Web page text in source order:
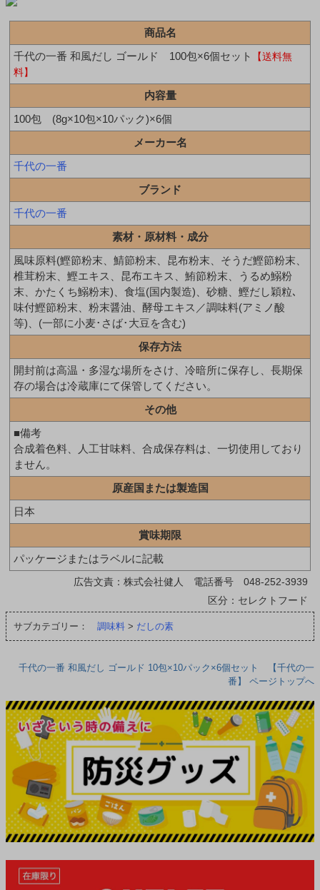
商品名
千代の一番 和風だし ゴールド 100包×6個セット
【送料無
料】
内容量
100包 (8g×10包×10パック)×6個
メーカー名
千代の一番
ブランド
千代の一番
素材・原材料・成分
風味原料(鰹節粉末、鯖節粉末、昆布粉末、そうだ鰹節粉末、
椎茸粉末、鰹エキス、昆布エキス、鮪節粉末、うるめ鰯粉
末、かたくち鰯粉末)、食塩(国内製造)、砂糖、鰹だし穎粒､
味付鰹節粉末、粉末醤油、酵母エキス／調味料(アミノ酸
等)、(一部に小麦･さば･大豆を含む)
保存方法
開封前は高温・多湿な場所をさけ、冷暗所に保存し、長期保
存の場合は冷蔵庫にて保管してください。
その他
■備考
合成着色料、人工甘味料、合成保存料は、一切使用しており
ません。
原産国または製造国
日本
賞味期限
パッケージまたはラベルに記載
広告文責：株式会社健人 電話番号 048-252-3939
区分：セレクトフード
サブカテゴリー： 調味料 > だしの素
千代の一番 和風だし ゴールド 10包×10パック×6個セット 【千代の一
番】 ページトップへ